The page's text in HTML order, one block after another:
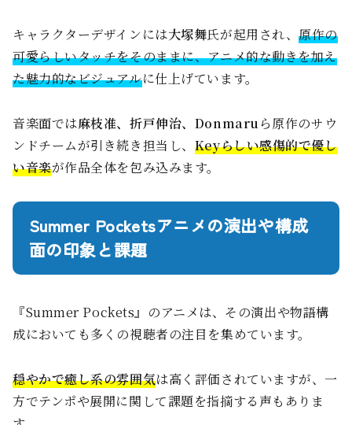
キャラクターデザインには大塚舞氏が起用され、原作の
可愛らしいタッチをそのままに、アニメ的な動きを加え
た魅力的なビジュアルに仕上げています。
音楽面では麻枝准、折戸伸治、Donmaru ら原作のサウ
ンドチームが引き続き担当し、 Keyらしい感傷的で優し
い音楽が作品全体を包み込みます。
Summer Pocketsアニメの演出や構成
面の印象と課題
『Summer Pockets』のアニメは、その演出や物語構
成においても多くの視聴者の注目を集めています。
穏やかで癒し系の雰囲気は高く評価されていますが、一
方でテンポや展開に関して課題を指摘する声もありま